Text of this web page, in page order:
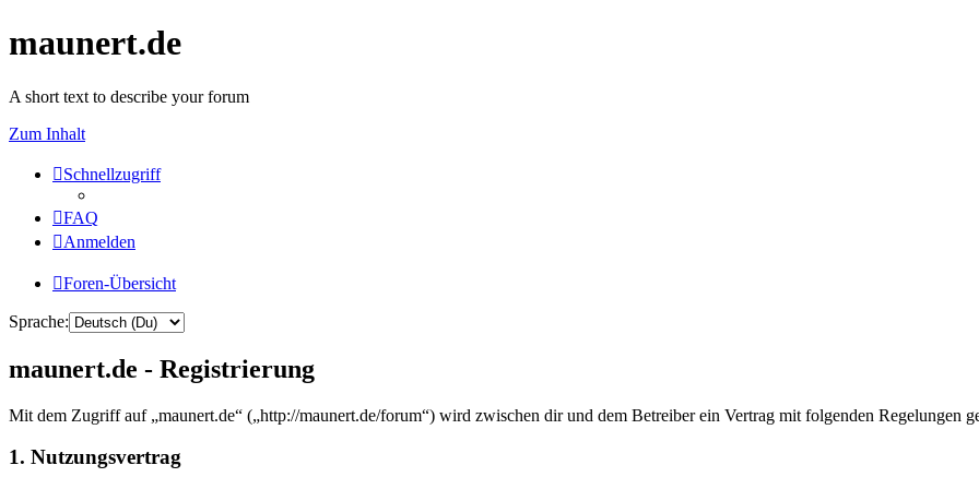
maunert.de
A short text to describe your forum
Zum Inhalt
Schnellzugriff
FAQ
Anmelden
Foren-Übersicht
Sprache:
maunert.de - Registrierung
Mit dem Zugriff auf „maunert.de“ („http://maunert.de/forum“) wird zwischen dir und dem Betreiber ein Vertrag mit folgenden Regelungen
1. Nutzungsvertrag